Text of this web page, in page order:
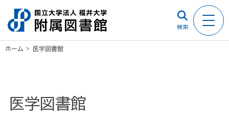
検索
ホーム > 医学図書館
医学図書館